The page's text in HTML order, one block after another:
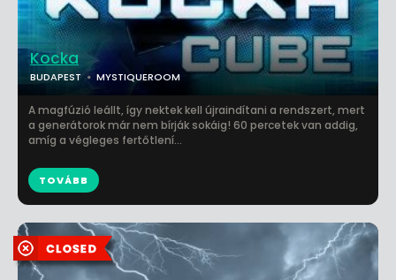
Kocka
BUDAPEST MYSTIQUEROOM
A magfúzió leállt, így nektek kell újraindítani a rendszert, mert
a generátorok már nem bírják sokáig! 60 percetek van addig,
amíg a végleges fertőtlení...
TOVÁBB